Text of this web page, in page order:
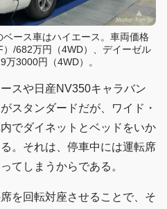
ース車はハイエース。車両価格
/682万円（4WD）、デイーゼル
3000円（4WD）。
スや日産NV350キャラバン
スタンダードだが、ワイド・
でダイネットとベッドをいか
。それは、停車中には運転席
てしまうからである。
を回転対座させることで、そ